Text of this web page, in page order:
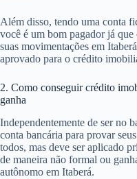
Além disso, tendo uma conta
você é um bom pagador já que
suas movimentações em
aprovado para o crédito
2. Como conseguir crédito
ganha
Independentemente de ser no
conta bancária para provar
todos, mas deve ser aplicado
de maneira não formal ou
autônomo em Itaberá.